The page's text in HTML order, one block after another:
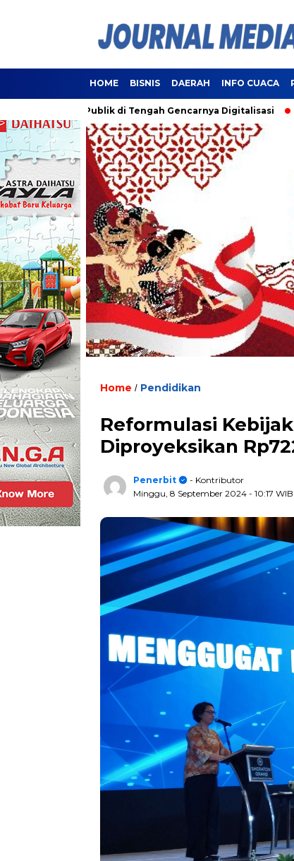
HOME BISNIS DAERAH INFO CUACA
Publik di Tengah Gencarnya Digitalisasi
Home / Pendidikan
Reformulasi
Diproyeksikan
Penerbit
- Kontributor
Minggu, 8 September 2024 - 10:17 WIB